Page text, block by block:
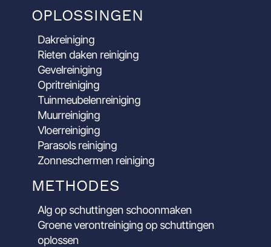
OPLOSSINGEN
Dakreiniging
Rieten daken reiniging
Gevelreiniging
Opritreiniging
Tuinmeubelenreiniging
Muurreiniging
Vloerreiniging
Parasols reiniging
Zonneschermen reiniging
METHODES
Alg op schuttingen schoonmaken
Groene verontreiniging op schuttingen
oplossen